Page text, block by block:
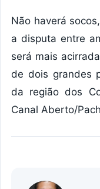
Não haverá
a disputa entre
será mais
de dois grandes
da região dos
Canal Aberto/